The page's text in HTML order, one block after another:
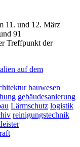
11. und 12. März
91
Treffpunkt der
auf dem
bauwesen
gebäudesanierung
Lärmschutz logistik
reinigungstechnik